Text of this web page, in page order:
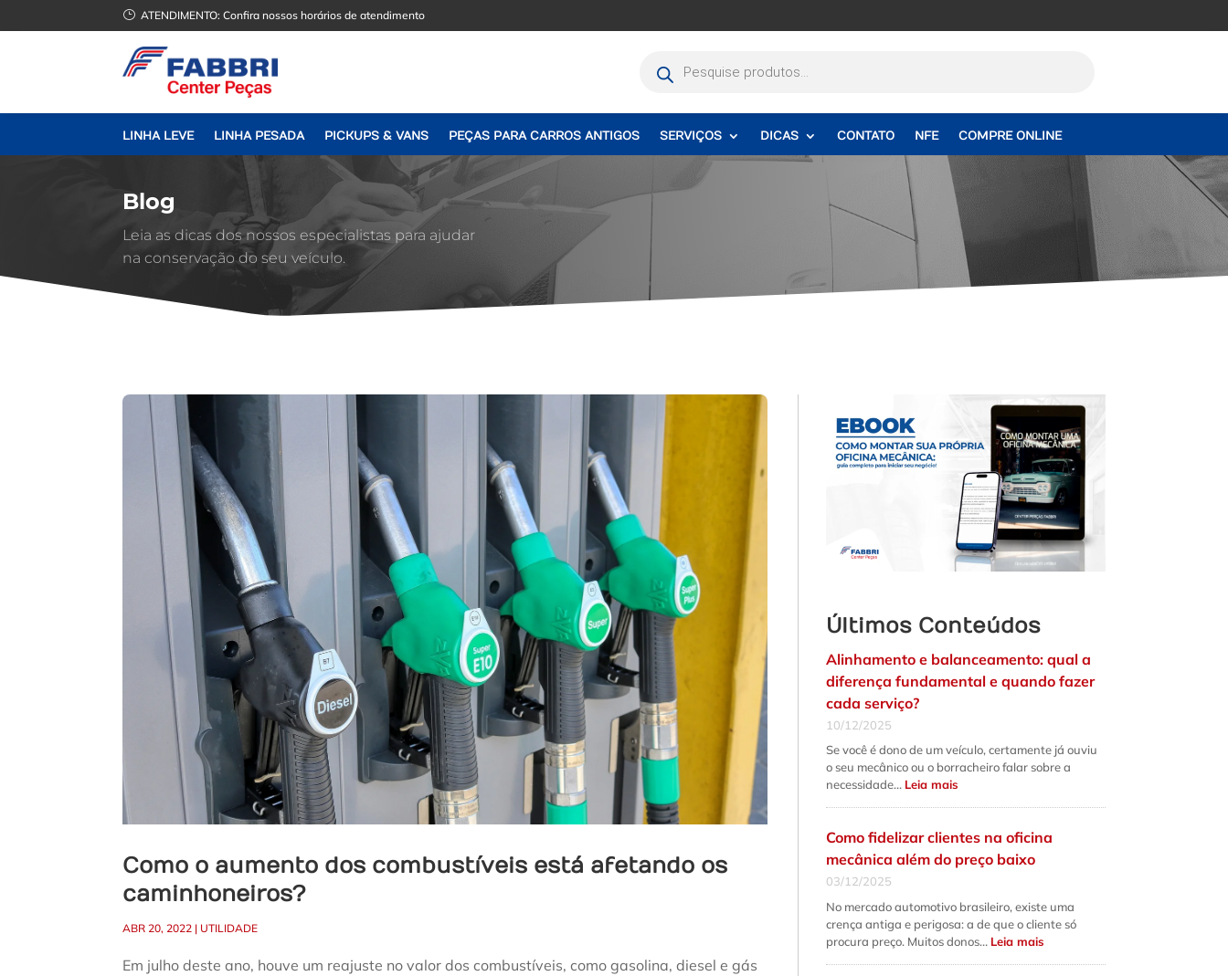
} ATENDIMENTO:Confira nossos horários de atendimento
produtos
LINHA LEVE LINHA PESADA PICKUPS & VANS PEÇAS PARA CARROS ANTIGOS SERVIÇOS DICAS CONTATO NFE COMPRE ONLINE
Blog
Leia as dicas dos nossos especialistas para ajudar
na conservação do seu veículo.
Como o aumento dos combustíveis está afetando os
caminhoneiros?
ABR 20, 2022 | UTILIDADE
Em julho deste ano, houve um reajuste no valor dos combustíveis, como gasolina, diesel e gás
Últimos Conteúdos
Alinhamento e balanceamento: qual a
diferença fundamental e quando fazer
cada serviço?
10/12/2025
Se você é dono de um veículo, certamente já ouviu
o seu mecânico ou o borracheiro falar sobre a
necessidade… Leia mais:
Alinhamento
e
a
diferença
fundamental
fazer
cada
serviço?
Como fidelizar clientes na oficina
mecânica além do preço baixo
03/12/2025
No mercado automotivo brasileiro, existe uma
crença antiga e perigosa: a de que o cliente só
procura preço. Muitos donos… Leia mais:
Como
fidelizar